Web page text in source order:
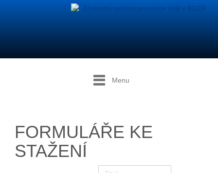
Menu
FORMULÁŘE KE
STAŽENÍ